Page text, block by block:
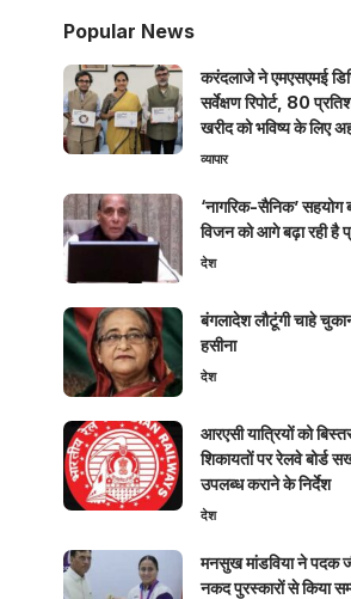
Popular News
करंदलाजे ने एमएसएमई
सर्वेक्षण रिपोर्ट, 80
खरीद को भविष्य के लिए
व्यापार
‘नागरिक-सैनिक’
विजन को आगे बढ़ा रही है
देश
बंगलादेश लौटूंगी चाहे
हसीना
देश
आरएसी यात्रियों को
शिकायतों पर रेलवे बोर्ड
उपलब्ध कराने के निर्देश
देश
मनसुख मांडविया ने पदक
नकद पुरस्कारों से किया